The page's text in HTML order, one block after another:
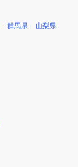
群馬県 山梨県